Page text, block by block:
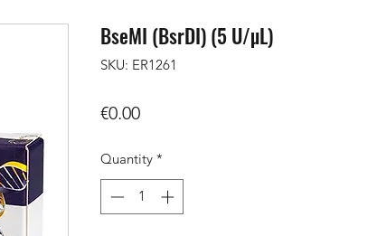
BseMI (BsrDI) (5 U/µL)
SKU: ER1261
€0.00Price
Quantity *